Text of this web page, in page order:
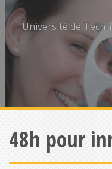
Université de
48h pour